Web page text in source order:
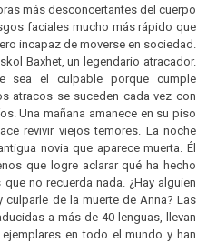
más desconcertantes del cuerpo
faciales mucho más rápido que
incapaz de moverse en sociedad.
Baxhet, un legendario atracador.
sea el culpable porque cumple
atracos se suceden cada vez con
Una mañana amanece en su piso
revivir viejos temores. La noche
novia que aparece muerta. Él
que logre aclarar qué ha hecho
no recuerda nada. ¿Hay alguien
de la muerte de Anna? Las
a más de 40 lenguas, llevan
en todo el mundo y han